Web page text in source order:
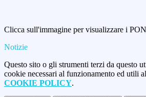
Clicca sull'immagine per visualizzare i
Notizie
Questo sito o gli strumenti terzi da questo
cookie necessari al funzionamento ed utili
COOKIE POLICY.